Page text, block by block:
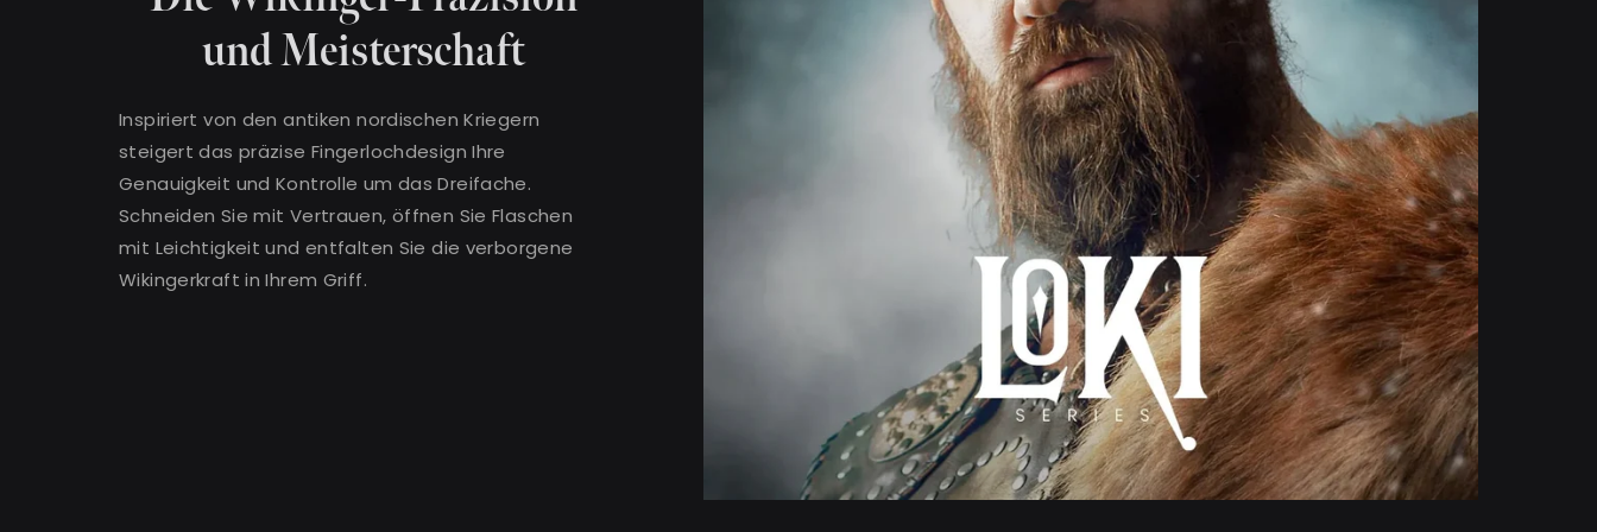
und Meisterschaft
Inspiriert von den antiken nordischen Kriegern
steigert das präzise Fingerlochdesign Ihre
Genauigkeit und Kontrolle um das Dreifache.
Schneiden Sie mit Vertrauen, öffnen Sie Flaschen
mit Leichtigkeit und entfalten Sie die verborgene
Wikingerkraft in Ihrem Griff.